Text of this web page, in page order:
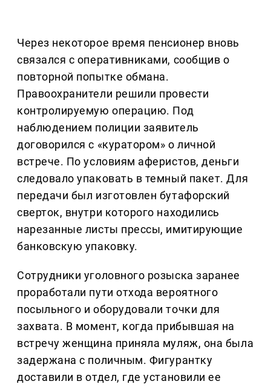
Через некоторое время пенсионер вновь
связался с оперативниками, сообщив о
повторной попытке обмана.
Правоохранители решили провести
контролируемую операцию. Под
наблюдением полиции заявитель
договорился с «куратором» о личной
встрече. По условиям аферистов, деньги
следовало упаковать в темный пакет. Для
передачи был изготовлен бутафорский
сверток, внутри которого находились
нарезанные листы прессы, имитирующие
банковскую упаковку.
Сотрудники уголовного розыска заранее
проработали пути отхода вероятного
посыльного и оборудовали точки для
захвата. В момент, когда прибывшая на
встречу женщина приняла муляж, она была
задержана с поличным. Фигурантку
доставили в отдел, где установили ее